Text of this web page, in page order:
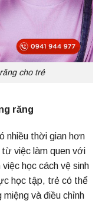
cho trẻ
răng
nhiều thời gian hơn
việc làm quen với
học cách vệ sinh
học tập, trẻ có thể
và điều chỉnh